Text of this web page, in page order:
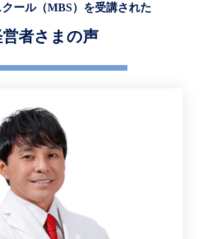
ール（MBS） を受講された
者さまの声